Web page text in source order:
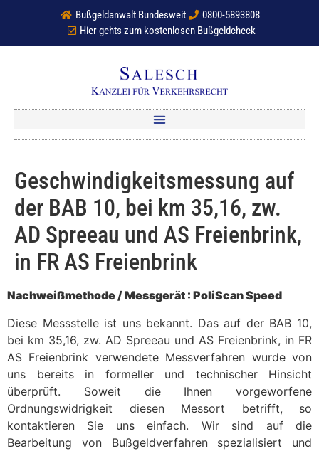
Bußgeldanwalt Bundesweit
0800-5893808
Hier gehts zum kostenlosen Bußgeldcheck
Geschwindigkeitsmessung auf
der BAB 10, bei km 35,16, zw.
AD Spreeau und AS Freienbrink,
in FR AS Freienbrink
Nachweißmethode / Messgerät : PoliScan Speed
Diese Messstelle ist uns bekannt. Das auf der BAB 10,
bei km 35,16, zw. AD Spreeau und AS Freienbrink, in FR
AS Freienbrink verwendete Messverfahren wurde von
uns bereits in formeller und technischer Hinsicht
überprüft. Soweit die Ihnen vorgeworfene
Ordnungswidrigkeit diesen Messort betrifft, so
kontaktieren Sie uns einfach. Wir sind auf die
Bearbeitung von Bußgeldverfahren spezialisiert und